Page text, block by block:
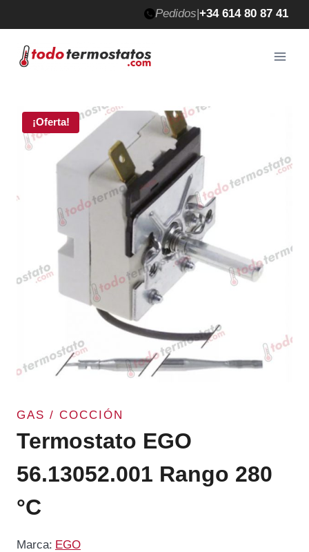
al
contenido
Pedidos|+34 614 80 87 41
¡Oferta!
GAS / COCCIÓN
Termostato EGO
56.13052.001 Rango 280
°C
Marca: EGO